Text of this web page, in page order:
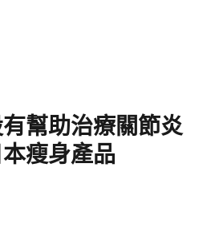
幫助治療關節炎
瘦身產品